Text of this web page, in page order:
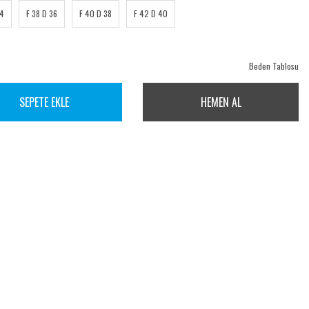
F 38 D 36 F 40 D 38 F 42 D 40
Beden Tablosu
SEPETE EKLE HEMEN AL